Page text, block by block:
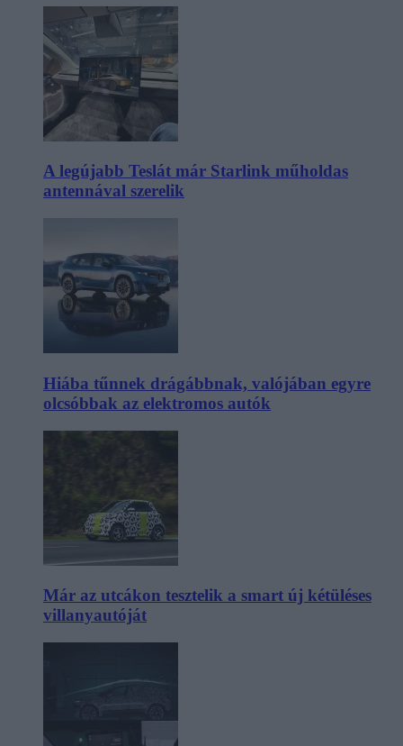
A legújabb Teslát már Starlink műholdas
antennával szerelik
Hiába tűnnek drágábbnak, valójában egyre
olcsóbbak az elektromos autók
Már az utcákon tesztelik a smart új kétüléses
villanyautóját